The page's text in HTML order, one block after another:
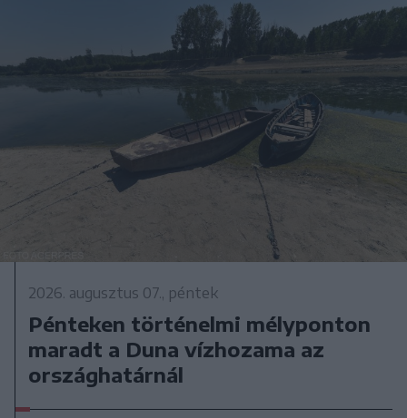
2026. augusztus 07., péntek
Pénteken történelmi mélyponton
maradt a Duna vízhozama az
országhatárnál